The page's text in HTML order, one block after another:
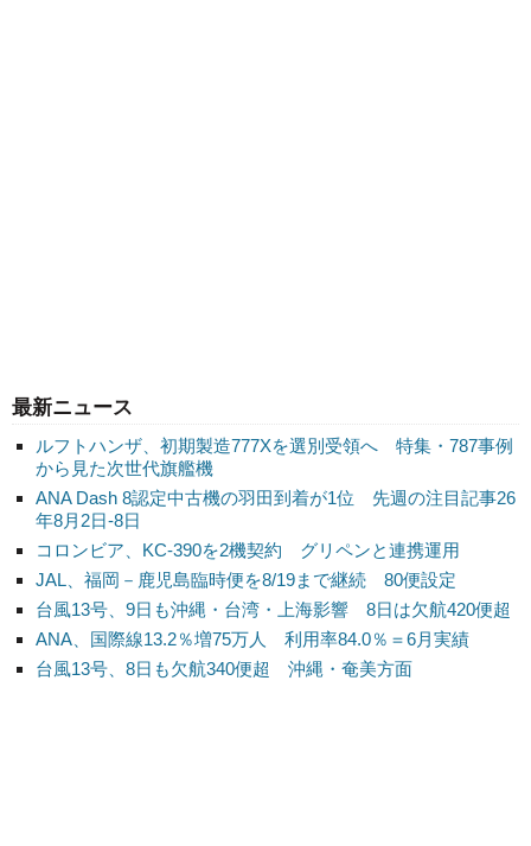
最新ニュース
ルフトハンザ、初期製造777Xを選別受領へ 特集・787事例
から見た次世代旗艦機
ANA Dash 8認定中古機の羽田到着が1位 先週の注目記事26
年8月2日-8日
コロンビア、KC-390を2機契約 グリペンと連携運用
JAL、福岡－鹿児島臨時便を8/19まで継続 80便設定
台風13号、9日も沖縄・台湾・上海影響 8日は欠航420便超
ANA、国際線13.2％増75万人 利用率84.0％＝6月実績
台風13号、8日も欠航340便超 沖縄・奄美方面